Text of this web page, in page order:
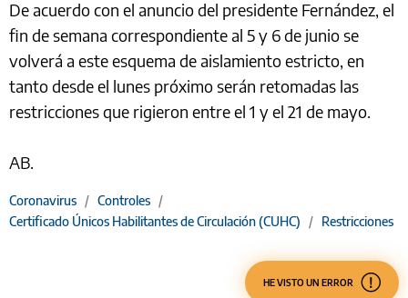
De acuerdo con el anuncio del presidente Fernández, el
fin de semana correspondiente al 5 y 6 de junio se
volverá a este esquema de aislamiento estricto, en
tanto desde el lunes próximo serán retomadas las
restricciones que rigieron entre el 1 y el 21 de mayo.
AB.
Coronavirus / Controles /
Certificado Únicos Habilitantes de Circulación (CUHC) / Restricciones
HE VISTO UN ERROR